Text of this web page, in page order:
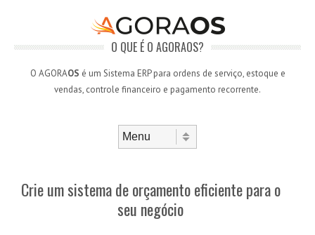
O QUE É O AGORAOS?
O AGORAOS é um Sistema ERP para ordens de serviço, estoque e
vendas, controle financeiro e pagamento recorrente.
Crie um sistema de orçamento eficiente para o
seu negócio